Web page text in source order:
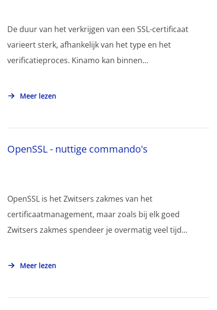
De duur van het verkrijgen van een SSL-certificaat
varieert sterk, afhankelijk van het type en het
verificatieproces. Kinamo kan binnen...
Meer lezen
OpenSSL - nuttige commando's
OpenSSL is het Zwitsers zakmes van het
certificaatmanagement, maar zoals bij elk goed
Zwitsers zakmes spendeer je overmatig veel tijd...
Meer lezen